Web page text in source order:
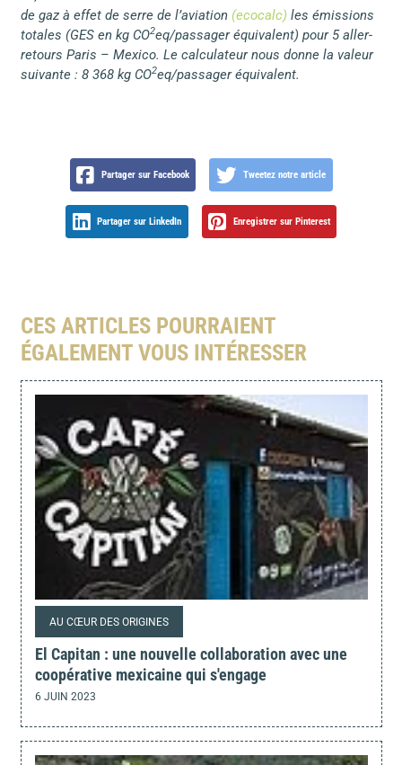
de gaz à effet de serre de l’aviation (ecocalc) les émissions
totales (GES en kg CO2eq/passager équivalent) pour 5 aller-
retours Paris – Mexico. Le calculateur nous donne la valeur
suivante : 8 368 kg CO2eq/passager équivalent.
Partager sur Facebook Tweetez notre article
Partager sur LinkedIn Enregistrer sur Pinterest
CES ARTICLES POURRAIENT
ÉGALEMENT VOUS INTÉRESSER
AU CŒUR DES ORIGINES
El Capitan : une nouvelle collaboration avec une
coopérative mexicaine qui s'engage
6 JUIN 2023